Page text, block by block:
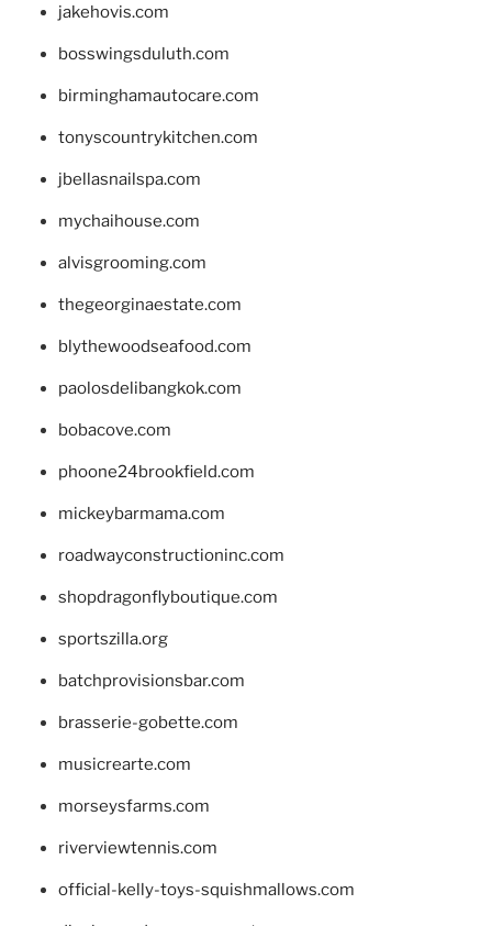
jakehovis.com
bosswingsduluth.com
birminghamautocare.com
tonyscountrykitchen.com
jbellasnailspa.com
mychaihouse.com
alvisgrooming.com
thegeorginaestate.com
blythewoodseafood.com
paolosdelibangkok.com
bobacove.com
phoone24brookfield.com
mickeybarmama.com
roadwayconstructioninc.com
shopdragonflyboutique.com
sportszilla.org
batchprovisionsbar.com
brasserie-gobette.com
musicrearte.com
morseysfarms.com
riverviewtennis.com
official-kelly-toys-squishmallows.com